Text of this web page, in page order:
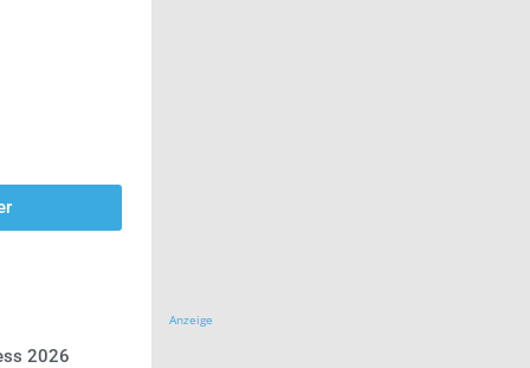
2026
Anzeige